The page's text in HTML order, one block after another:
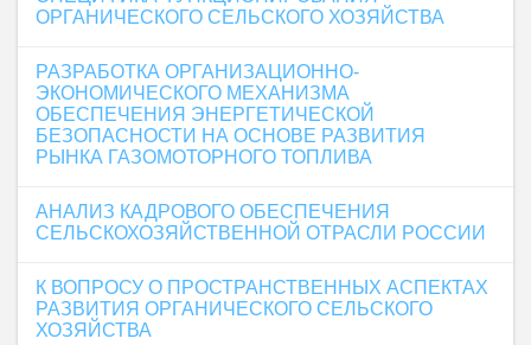
ОРГАНИЧЕСКОГО СЕЛЬСКОГО ХОЗЯЙСТВА
РАЗРАБОТКА ОРГАНИЗАЦИОННО-
ЭКОНОМИЧЕСКОГО МЕХАНИЗМА
ОБЕСПЕЧЕНИЯ ЭНЕРГЕТИЧЕСКОЙ
БЕЗОПАСНОСТИ НА ОСНОВЕ РАЗВИТИЯ
РЫНКА ГАЗОМОТОРНОГО ТОПЛИВА
АНАЛИЗ КАДРОВОГО ОБЕСПЕЧЕНИЯ
СЕЛЬСКОХОЗЯЙСТВЕННОЙ ОТРАСЛИ РОССИИ
К ВОПРОСУ О ПРОСТРАНСТВЕННЫХ АСПЕКТАХ
РАЗВИТИЯ ОРГАНИЧЕСКОГО СЕЛЬСКОГО
ХОЗЯЙСТВА